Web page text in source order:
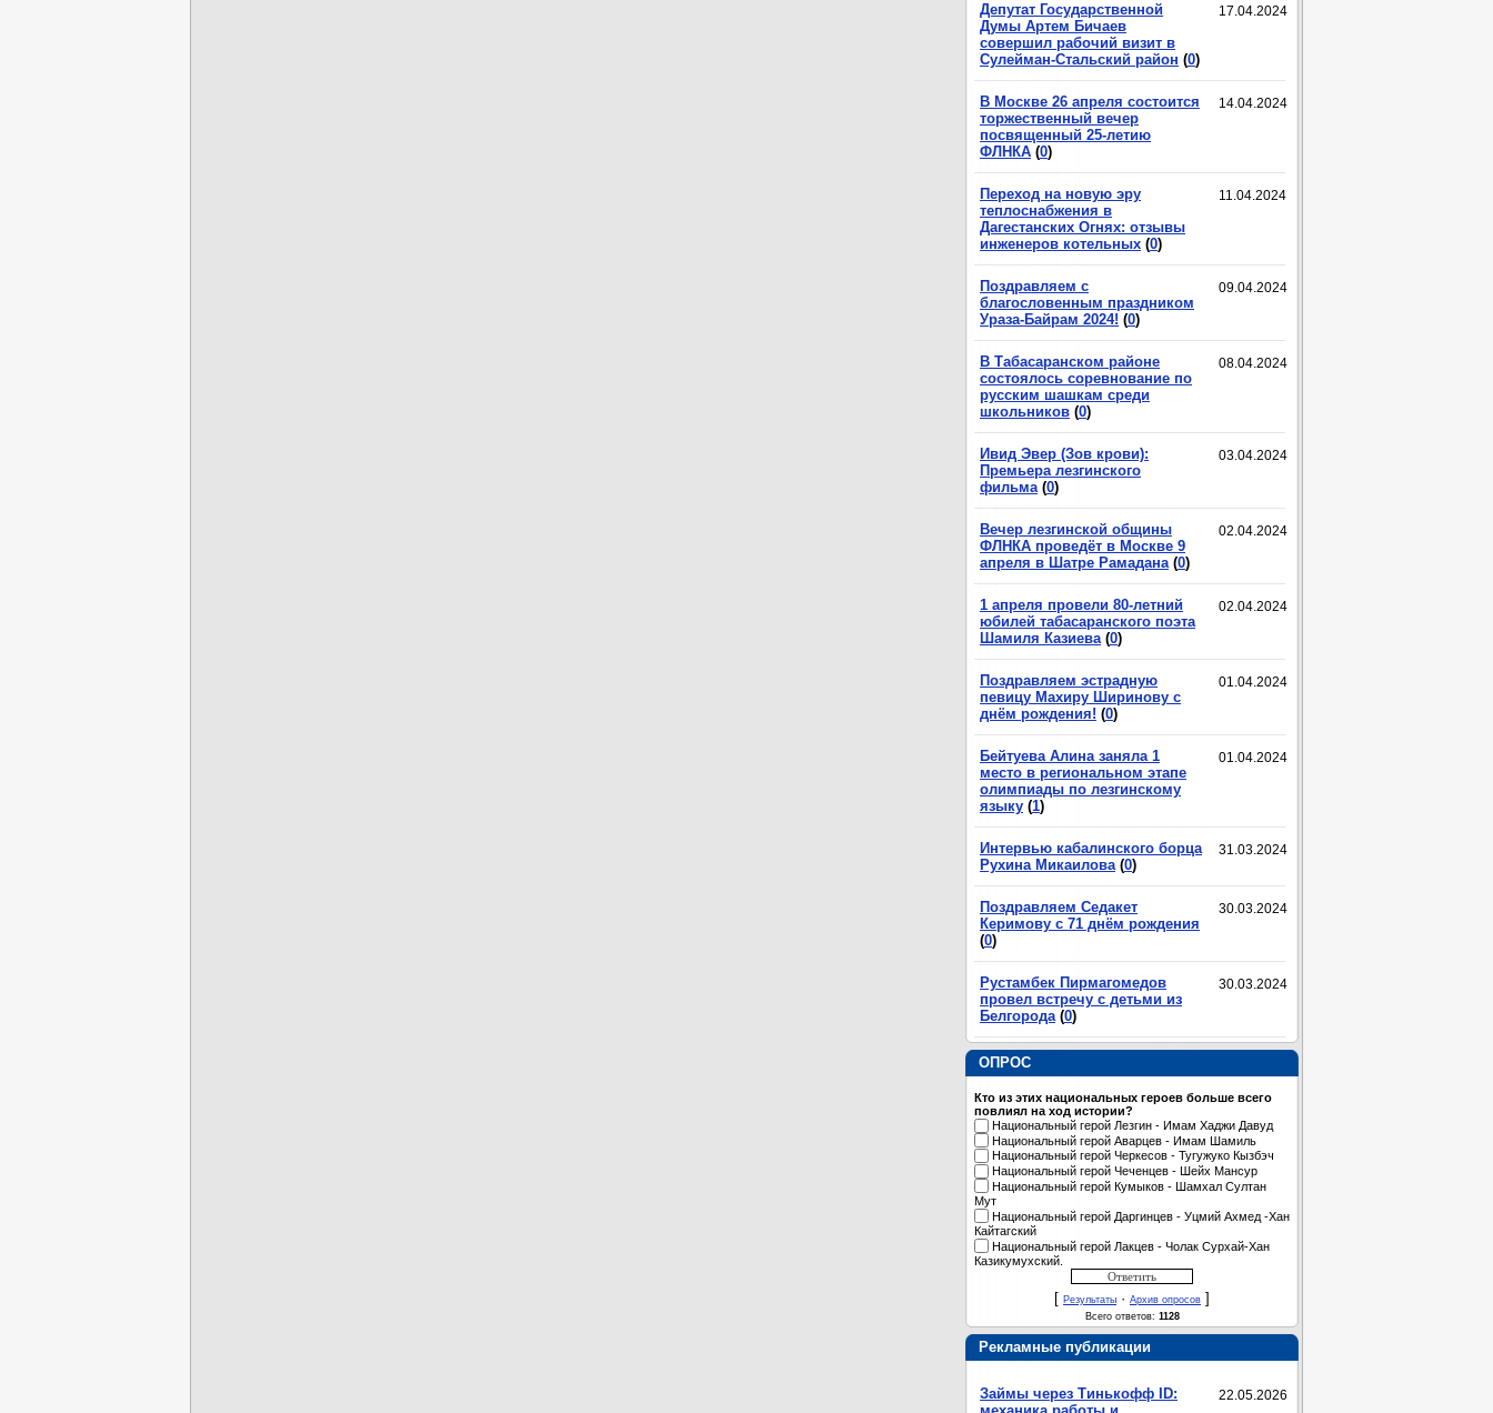
17.04.2024
Депутат Государственной
Думы Артем Бичаев
совершил рабочий визит в
Сулейман-Стальский район (0)
14.04.2024
В Москве 26 апреля состоится
торжественный вечер
посвященный 25-летию
ФЛНКА (0)
11.04.2024
Переход на новую эру
теплоснабжения в
Дагестанских Огнях: отзывы
инженеров котельных (0)
09.04.2024
Поздравляем с
благословенным праздником
Ураза-Байрам 2024! (0)
08.04.2024
В Табасаранском районе
состоялось соревнование по
русским шашкам среди
школьников (0)
03.04.2024
Ивид Эвер (Зов крови):
Премьера лезгинского
фильма (0)
02.04.2024
Вечер лезгинской общины
ФЛНКА проведёт в Москве 9
апреля в Шатре Рамадана (0)
02.04.2024
1 апреля провели 80-летний
юбилей табасаранского поэта
Шамиля Казиева (0)
01.04.2024
Поздравляем эстрадную
певицу Махиру Ширинову с
днём рождения! (0)
01.04.2024
Бейтуева Алина заняла 1
место в региональном этапе
олимпиады по лезгинскому
языку (1)
31.03.2024
Интервью кабалинского борца
Рухина Микаилова (0)
30.03.2024
Поздравляем Седакет
Керимову с 71 днём рождения
(0)
30.03.2024
Рустамбек Пирмагомедов
провел встречу с детьми из
Белгорода (0)
ОПРОС
Кто из этих национальных героев больше всего
повлиял на ход истории?
Национальный герой Лезгин - Имам Хаджи Давуд
Национальный герой Аварцев - Имам Шамиль
Национальный герой Черкесов - Тугужуко Кызбэч
Национальный герой Чеченцев - Шейх Мансур
Национальный герой Кумыков - Шамхал Султан
Мут
Национальный герой Даргинцев - Уцмий Ахмед -Хан
Кайтагский
Национальный герой Лакцев - Чолак Сурхай-Хан
Казикумухский.
[ Результаты · Архив опросов ]
Всего ответов: 1128
Рекламные публикации
22.05.2026
Займы через Тинькофф ID: